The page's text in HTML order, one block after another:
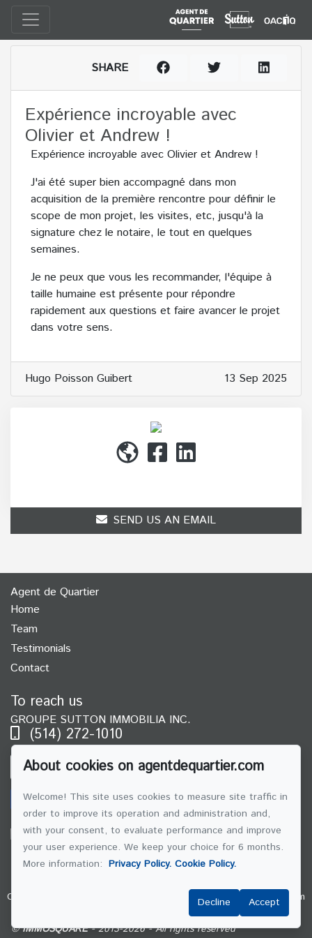
SHARE
Expérience incroyable avec
Olivier et Andrew !
Expérience incroyable avec Olivier et Andrew !
J'ai été super bien accompagné dans mon
acquisition de la première rencontre pour définir le
scope de mon projet, les visites, etc, jusqu'à la
signature chez le notaire, le tout en quelques
semaines.
Je ne peux que vous les recommander, l'équipe à
taille humaine est présente pour répondre
rapidement aux questions et faire avancer le projet
dans votre sens.
Hugo Poisson Guibert 13 Sep 2025
SEND US AN EMAIL
Agent de Quartier
Home
Team
Testimonials
Contact
To reach us
GROUPE SUTTON IMMOBILIA INC.
(514) 272-1010
SEND US AN EMAIL
Follow us on Facebook!
Custom Custom Custom
Custom
©IMMOSQUARE- 2013-2026 - All rights reserved
About cookies on agentdequartier.com
Welcome! This site uses cookies to measure site traffic in
order to improve its operation and administration and,
with your consent, to evaluate performance and improve
your user experience. We keep your choice for 6 months.
More information: Privacy Policy. Cookie Policy.
Decline Accept